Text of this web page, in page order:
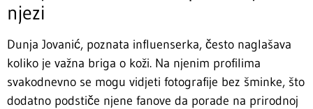
njezi
Dunja Jovanić, poznata influenserka, često naglašava
koliko je važna briga o koži. Na njenim profilima
svakodnevno se mogu vidjeti fotografije bez šminke, što
dodatno podstiče njene fanove da porade na prirodnoj